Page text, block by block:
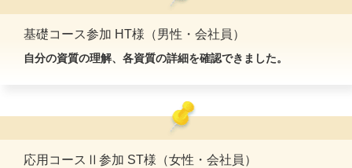
基礎コース参加 HT様（男性・会社員）
自分の資質の理解、各資質の詳細を確認できました。
応用コースⅡ参加 ST様（女性・会社員）